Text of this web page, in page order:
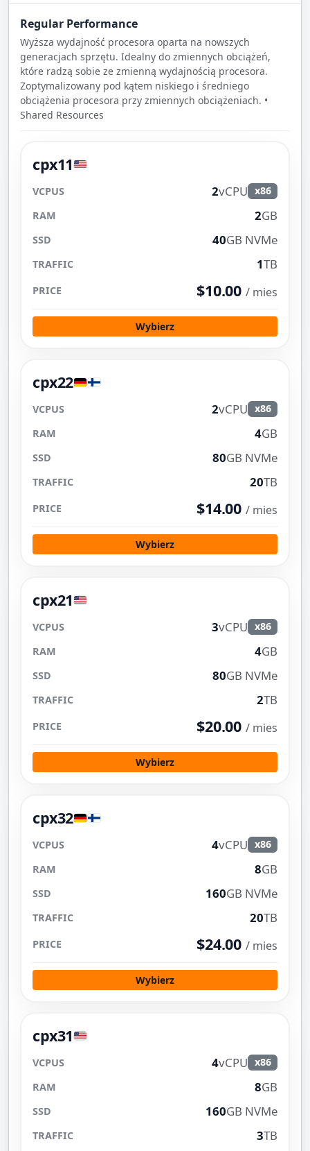
Regular Performance
Wyższa wydajność procesora oparta na nowszych
generacjach sprzętu. Idealny do zmiennych obciążeń,
które radzą sobie ze zmienną wydajnością procesora.
Zoptymalizowany pod kątem niskiego i średniego
obciążenia procesora przy zmiennych obciążeniach. •
Shared Resources
cpx11
2vCPU x86
2GB
40GB NVMe
1TB
$10.00 / mies
Wybierz
cpx22
2vCPU x86
4GB
80GB NVMe
20TB
$14.00 / mies
Wybierz
cpx21
3vCPU x86
4GB
80GB NVMe
2TB
$20.00 / mies
Wybierz
cpx32
4vCPU x86
8GB
160GB NVMe
20TB
$24.00 / mies
Wybierz
cpx31
4vCPU x86
8GB
160GB NVMe
3TB